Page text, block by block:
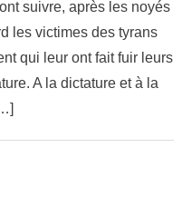
par
leur
simple
existence,
suivre, après les noyés
les victimes des tyrans
qui leur ont fait fuir leurs
A la dictature et à la